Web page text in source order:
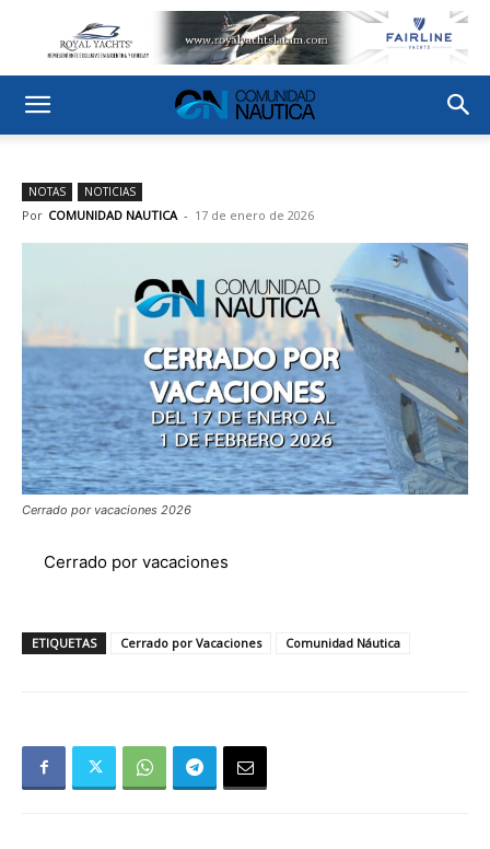
NOTAS NOTICIAS
Por COMUNIDAD NAUTICA - 17 de enero de 2026
Cerrado por vacaciones 2026
Cerrado por vacaciones
ETIQUETAS Cerrado por Vacaciones Comunidad Náutica